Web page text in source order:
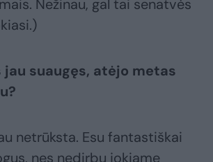
Nežinau, gal tai senatvės
jau suaugęs, atėjo metas
netrūksta. Esu fantastiškai
nes nedirbu jokiame